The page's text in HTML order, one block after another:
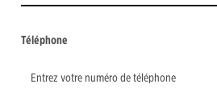
Téléphone